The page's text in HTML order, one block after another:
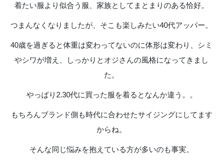
着たい服より似合う服、家族としてまとまりのある恰好。
つまんなくなりましたが、そこも楽しみたい40代アッパー。
40歳を過ぎると体重は変わってないのに体形は変わり、シミ
やシワが増え、しっかりとオジさんの風格になってきまし
た。
やっぱり2.30代に買った服を着るとなんか違う。。
もちろんブランド側も時代に合わせたサイジングにしてます
からね。
そんな同じ悩みを抱えている方が多いのも事実。